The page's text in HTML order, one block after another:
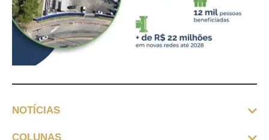
NOTÍCIAS
COLUNAS